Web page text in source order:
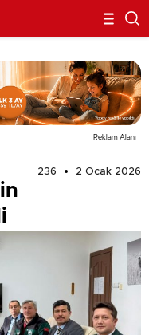
Reklam Alanı
236
2 Ocak 2026